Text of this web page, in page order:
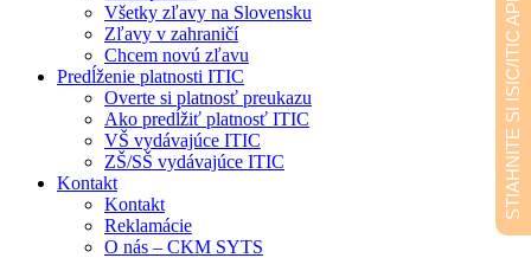
Všetky zľavy na Slovensku
Zľavy v zahraničí
Chcem novú zľavu
Predĺženie platnosti ITIC
Overte si platnosť preukazu
Ako predĺžiť platnosť ITIC
VŠ vydávajúce ITIC
ZŠ/SŠ vydávajúce ITIC
Kontakt
Kontakt
Reklamácie
O nás – CKM SYTS
STIAHNITE SI ISIC/ITIC APKU »